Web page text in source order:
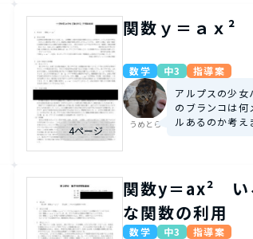
4ページ
関数ｙ＝ａｘ²
数学 中3 指導案
うめとら
アルプスの少女
のブランコは何
ルあるのか考え
関数y＝ax² い
な関数の利用
数学 中3 指導案